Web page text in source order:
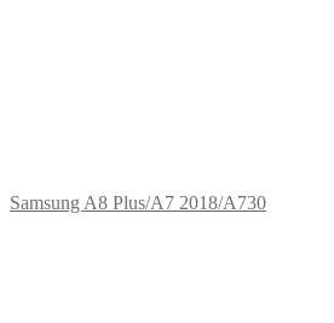
Samsung A8 Plus/A7 2018/A730